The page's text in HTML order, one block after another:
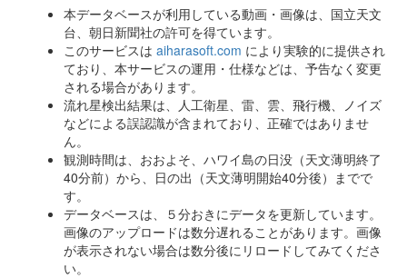
本データベースが利用している動画・画像は、国立天文
台、朝日新聞社の許可を得ています。
このサービスは aiharasoft.com により実験的に提供され
ており、本サービスの運用・仕様などは、予告なく変更
される場合があります。
流れ星検出結果は、人工衛星、雷、雲、飛行機、ノイズ
などによる誤認識が含まれており、正確ではありませ
ん。
観測時間は、おおよそ、ハワイ島の日没（天文薄明終了
40分前）から、日の出（天文薄明開始40分後）までで
す。
データベースは、５分おきにデータを更新しています。
画像のアップロードは数分遅れることがあります。画像
が表示されない場合は数分後にリロードしてみてくださ
い。